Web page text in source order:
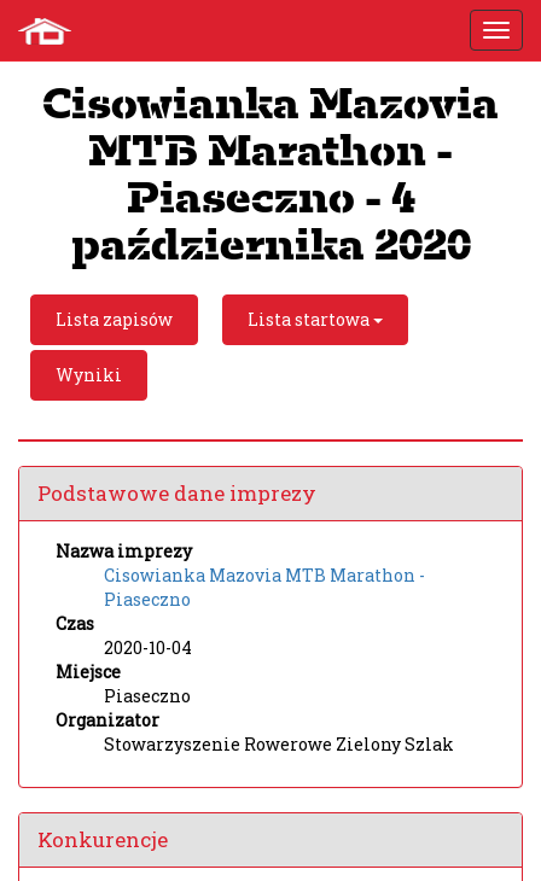
Cisowianka Mazovia
MTB Marathon -
Piaseczno - 4
października 2020
Lista zapisów Lista startowa
Wyniki
Podstawowe dane imprezy
Nazwa imprezy
Cisowianka Mazovia MTB Marathon -
Piaseczno
Czas
2020-10-04
Miejsce
Piaseczno
Organizator
Stowarzyszenie Rowerowe Zielony Szlak
Konkurencje